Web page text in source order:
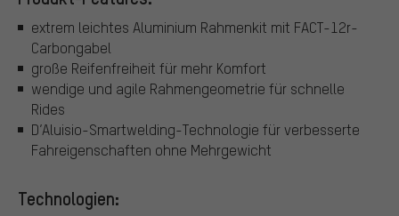
extrem leichtes Aluminium Rahmenkit mit FACT-12r-
Carbongabel
große Reifenfreiheit für mehr Komfort
wendige und agile Rahmengeometrie für schnelle
Rides
D’Aluisio-Smartwelding-Technologie für verbesserte
Fahreigenschaften ohne Mehrgewicht
Technologien: